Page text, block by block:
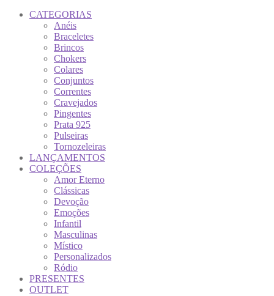
CATEGORIAS
Anéis
Braceletes
Brincos
Chokers
Colares
Conjuntos
Correntes
Cravejados
Pingentes
Prata 925
Pulseiras
Tornozeleiras
LANÇAMENTOS
COLEÇÕES
Amor Eterno
Clássicas
Devoção
Emoções
Infantil
Masculinas
Místico
Personalizados
Ródio
PRESENTES
OUTLET